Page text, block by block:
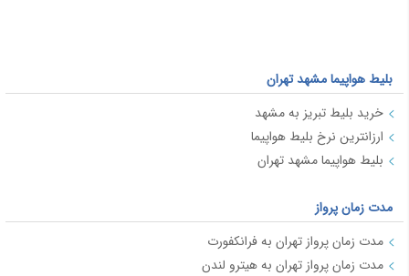
بلیط هواپیما مشهد تهران
خرید بلیط تبریز به مشهد
ارزانترین نرخ بلیط هواپیما
بلیط هواپیما مشهد تهران
مدت زمان پرواز
مدت زمان پرواز تهران به فرانکفورت
مدت زمان پرواز تهران به هیترو لندن